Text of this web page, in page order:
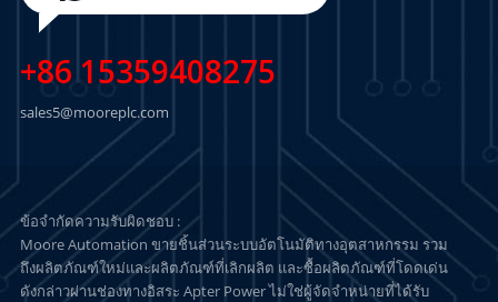
+86 15359408275
sales5@mooreplc.com
ข้อจำกัดความรับผิดชอบ :
Moore Automation ขายชิ้นส่วนระบบอัตโนมัติทางอุตสาหกรรม รวม
ถึงผลิตภัณฑ์ใหม่และผลิตภัณฑ์ที่เลิกผลิต และซื้อผลิตภัณฑ์ที่โดดเด่น
ดังกล่าวผ่านช่องทางอิสระ Apter Power ไม่ใช่ผู้จัดจำหน่ายที่ได้รับ